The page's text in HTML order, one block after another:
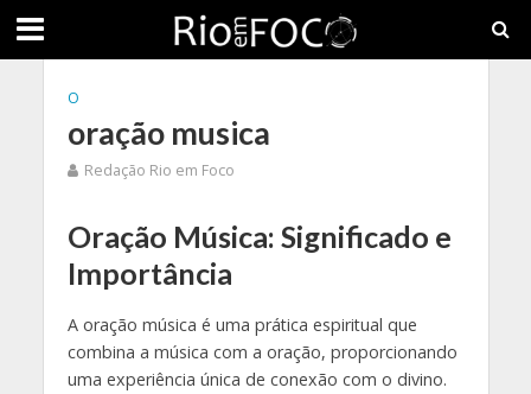
O
oração musica
Redação Rio em Foco
Oração Música: Significado e
Importância
A oração música é uma prática espiritual que
combina a música com a oração, proporcionando
uma experiência única de conexão com o divino.